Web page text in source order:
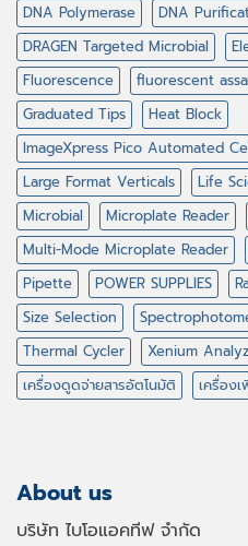
DNA Polymerase
DNA
DRAGEN Targeted Microbial
Fluorescence
fluorescent
Graduated Tips
Heat Block
ImageXpress Pico Automated
Large Format Verticals
Life
Microbial
Microplate Reader
Multi-Mode Microplate Reader
Pipette
POWER SUPPLIES
Size Selection
Thermal Cycler
Xenium
เครื่องดูดจ่ายสารอัตโนมัติ
เครื่อง
About us
บริษัท ไบโอแอคทีฟ จำกัด